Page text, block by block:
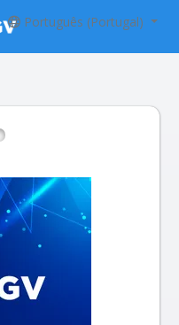
Português (Portugal)